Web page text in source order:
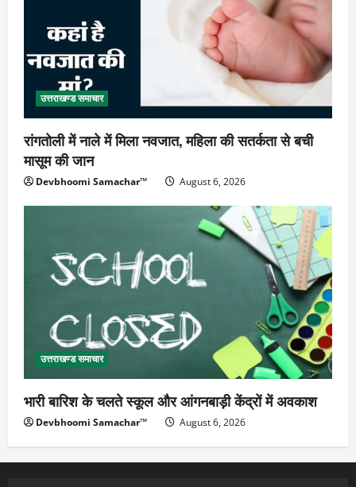
उत्तराखण्ड समाचार
रांगतोली में नाले में मिला नवजात, महिला की सतर्कता से बची
मासूम की जान
Devbhoomi Samachar™ August 6, 2026
उत्तराखण्ड समाचार
भारी बारिश के चलते स्कूल और आंगनबाड़ी केंद्रों में अवकाश
Devbhoomi Samachar™ August 6, 2026